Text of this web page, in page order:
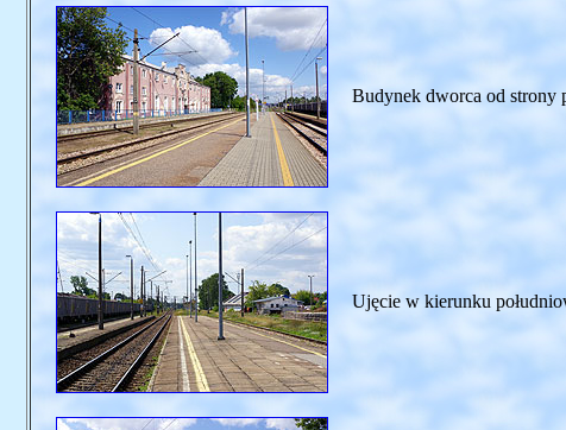
Budynek dworca od strony
Ujęcie w kierunku